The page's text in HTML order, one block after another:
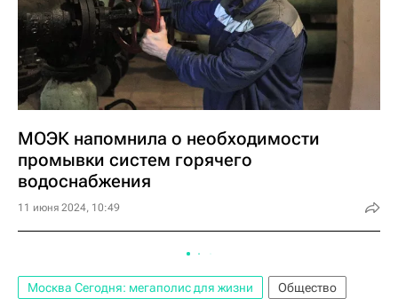
МОЭК напомнила о необходимости
промывки систем горячего
водоснабжения
11 июня 2024, 10:49
Москва Сегодня: мегаполис для жизни
Общество